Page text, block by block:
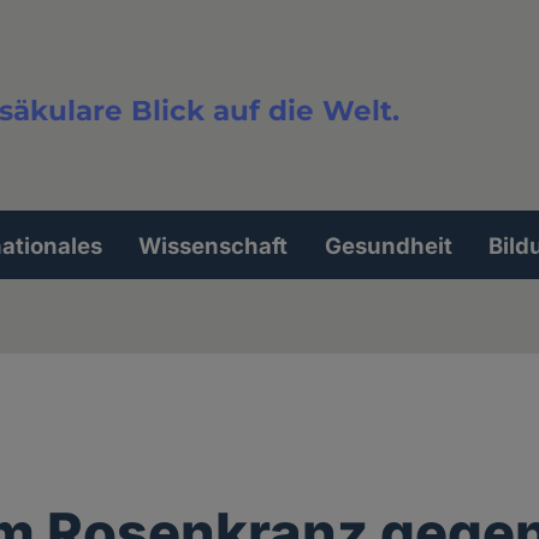
Blick auf die Welt.
Wissenschaft Gesundheit